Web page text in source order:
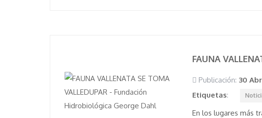
FAUNA
Publicación: 30
Etiquetas:
En los lugares más